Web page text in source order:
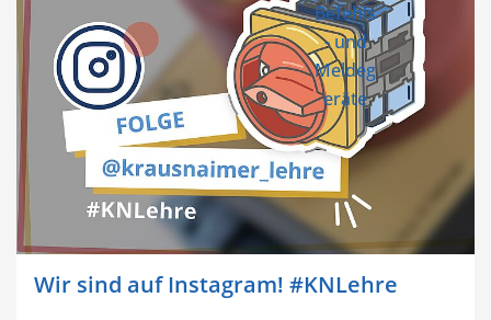
Befehls
- und
Meldeg
eräte
Wir sind auf Instagram! #KNLehre